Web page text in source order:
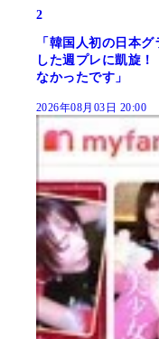
2
「韓国人初の日本
した週プレに凱旋
なかったです」
2026年08月03日 20:00